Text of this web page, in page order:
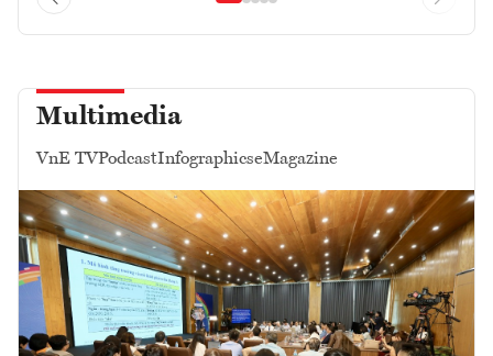
Multimedia
VnE TVPodcastInfographicseMagazine